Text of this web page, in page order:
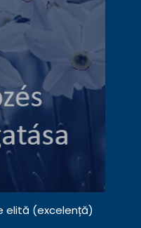
elită (excelență)